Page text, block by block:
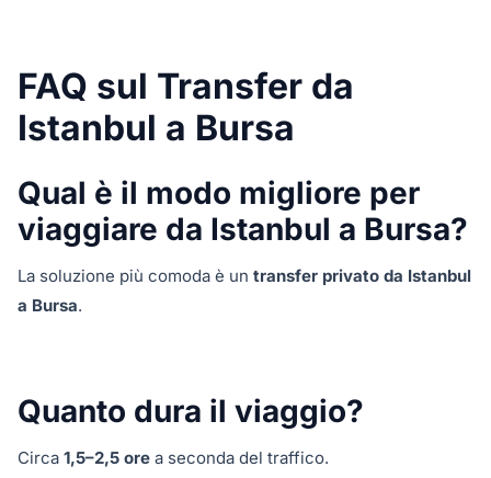
FAQ sul Transfer da
Istanbul a Bursa
Qual è il modo migliore per
viaggiare da Istanbul a Bursa?
La soluzione più comoda è un transfer privato da Istanbul
a Bursa.
Quanto dura il viaggio?
Circa 1,5–2,5 ore a seconda del traffico.